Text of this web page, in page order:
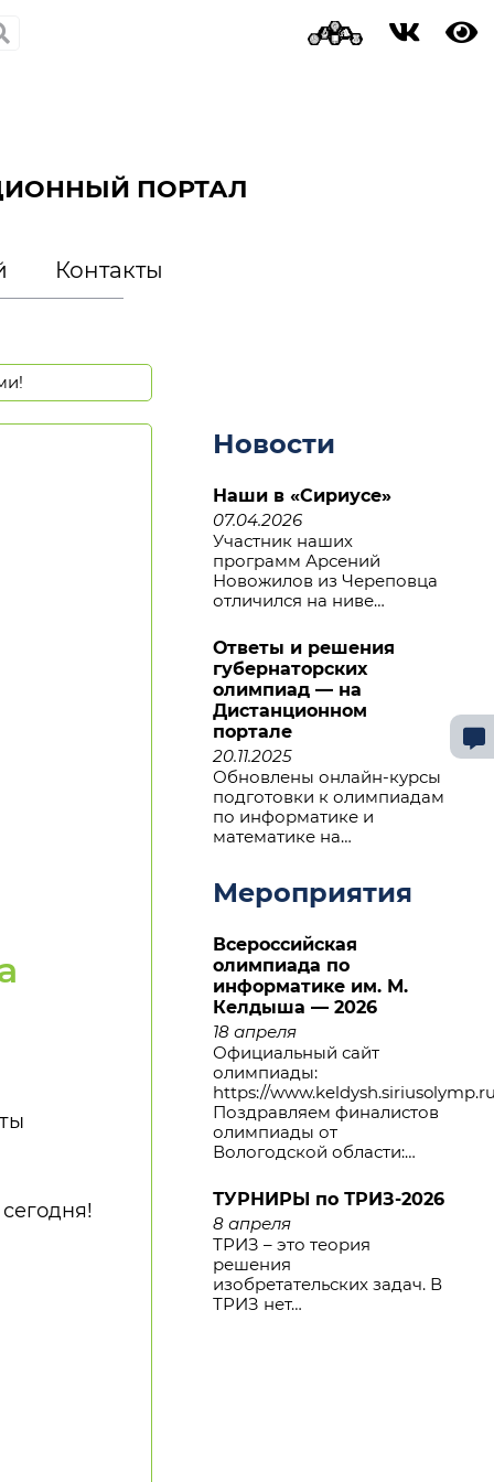
Контакты
ПОРТАЛ
Новости
Наши в «Сириусе»
07.04.2026
Участник наших
программ Арсений
Новожилов из Череповца
отличился на ниве…
Ответы и решения
губернаторских
олимпиад — на
Дистанционном
портале
20.11.2025
Обновлены онлайн-курсы
подготовки к олимпиадам
по информатике и
математике на…
Мероприятия
Всероссийская
олимпиада по
информатике им. М.
Келдыша — 2026
18 апреля
Официальный сайт
олимпиады:
https://
Поздравляем финалистов
олимпиады от
Вологодской области:…
ТУРНИРЫ по ТРИЗ-2026
8 апреля
ТРИЗ – это теория
решения
изобретательских задач. В
ТРИЗ нет…